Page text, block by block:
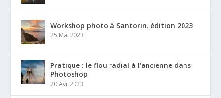
Workshop photo à Santorin, édition 2023
25 Mai 2023
Pratique : le flou radial à l’ancienne dans
Photoshop
20 Avr 2023